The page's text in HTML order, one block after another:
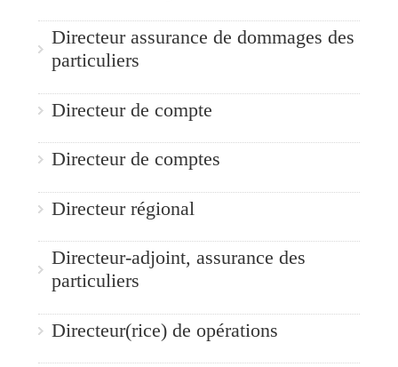
Directeur assurance de dommages des
particuliers
Directeur de compte
Directeur de comptes
Directeur régional
Directeur-adjoint, assurance des
particuliers
Directeur(rice) de opérations